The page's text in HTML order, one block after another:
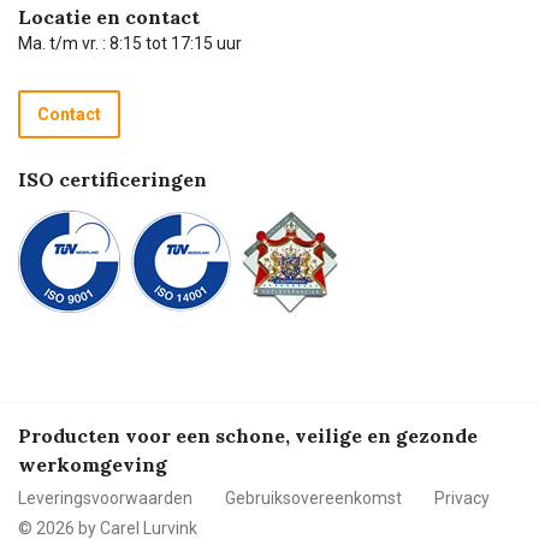
Hulp op afstand
Technische dienst
Recycle programma
Betalen
Carel de podcast
Locatie en contact
Ma. t/m vr. : 8:15 tot 17:15 uur
Contact
ISO certificeringen
Producten voor een schone, veilige en gezonde
werkomgeving
Leveringsvoorwaarden Gebruiksovereenkomst
Privacy
© 2026 by Carel Lurvink